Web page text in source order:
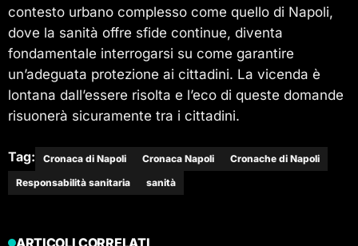
contesto urbano complesso come quello di Napoli,
dove la sanità offre sfide continue, diventa
fondamentale interrogarsi su come garantire
un’adeguata protezione ai cittadini. La vicenda è
lontana dall’essere risolta e l’eco di queste domande
risuonerà sicuramente tra i cittadini.
Tag: Cronaca di Napoli Cronaca Napoli
Cronache di Napoli
Responsabilità sanitaria
sanità
ARTICOLI CORRELATI